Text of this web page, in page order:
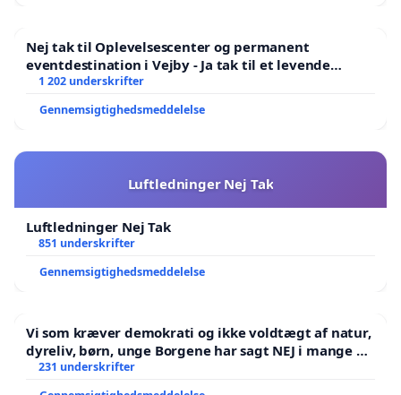
Nej tak til Oplevelsescenter og permanent
eventdestination i Vejby - Ja tak til et levende
lokalområde i balance
1 202 underskrifter
Gennemsigtighedsmeddelelse
Luftledninger Nej Tak
Luftledninger Nej Tak
851 underskrifter
Gennemsigtighedsmeddelelse
Vi som kræver demokrati og ikke voldtægt af natur,
dyreliv, børn, unge Borgene har sagt NEJ i mange år.
Der er
231 underskrifter